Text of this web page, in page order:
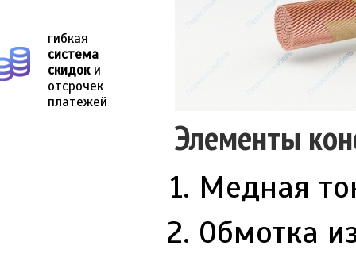
гибкая
система
скидоки
отсрочек
платежей
Элементы
Медная
Обмотка